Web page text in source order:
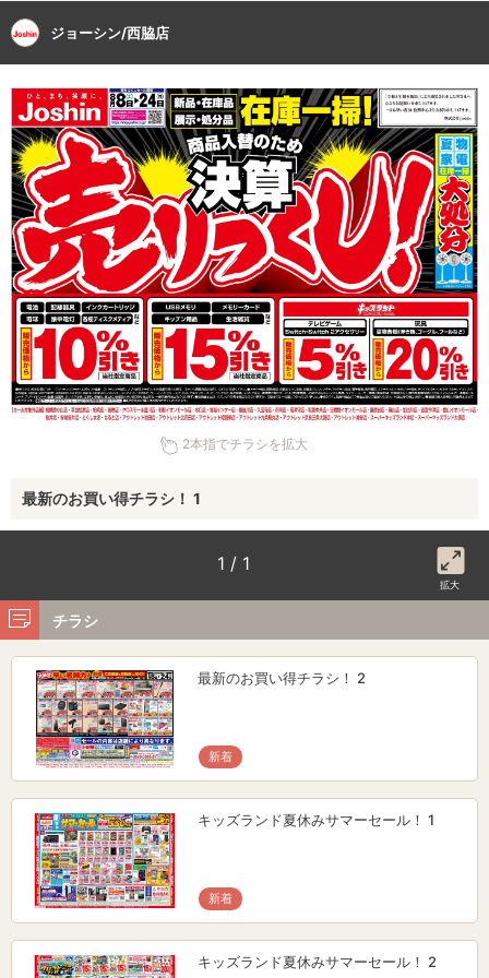
ジョーシン/西脇店
2本指でチラシを拡大
最新のお買い得チラシ！ 1
1 / 1
拡大
チラシ
最新のお買い得チラシ！ 2
新着
キッズランド夏休みサマーセール！ 1
新着
キッズランド夏休みサマーセール！ 2